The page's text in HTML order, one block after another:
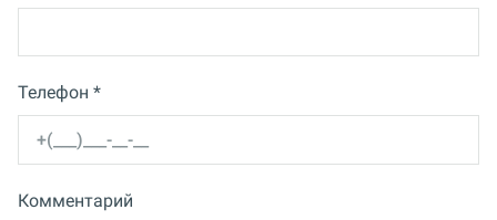
Телефон *
Комментарий